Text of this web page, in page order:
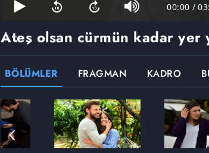
00:00 /
Ateş olsan cürmün kadar yer
BÖLÜMLER FRAGMAN KADRO